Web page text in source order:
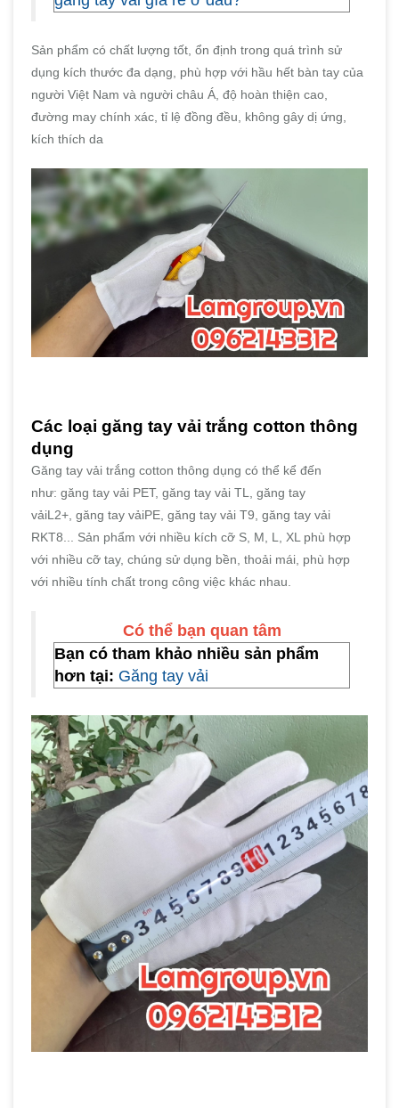
Sản phẩm có chất lượng tốt, ổn định trong quá trình sử
dụng kích thước đa dạng, phù hợp với hầu hết bàn tay của
người Việt Nam và người châu Á, độ hoàn thiện cao,
đường may chính xác, tỉ lệ đồng đều, không gây dị ứng,
kích thích da
Các loại găng tay vải trắng cotton thông
dụng
Găng tay vải trắng cotton thông dụng có thể kể đến
như: găng tay vải PET, găng tay vải TL, găng tay
vảiL2+, găng tay vảiPE, găng tay vải T9, găng tay vải
RKT8... Sản phẩm với nhiều kích cỡ S, M, L, XL phù hợp
với nhiều cỡ tay, chúng sử dụng bền, thoải mái, phù hợp
với nhiều tính chất trong công việc khác nhau.
Có thể bạn quan tâm
Bạn có tham khảo nhiều sản phẩm
hơn tại: Găng tay vải